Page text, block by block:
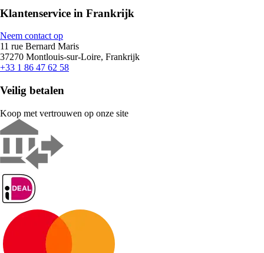
Klantenservice in Frankrijk
Neem contact op
11 rue Bernard Maris
37270 Montlouis-sur-Loire, Frankrijk
+33 1 86 47 62 58
Veilig betalen
Koop met vertrouwen op onze site